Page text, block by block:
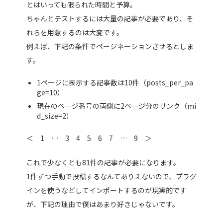
とはいっても限られた時間と予算。
ちゃんとテストするには大量の記事が必要であり、そ
れらを用意するのは大変です。
例えば、下記の条件でページネーションさせるとしま
す。
1ページに表示する記事数は10件（posts_per_pa
ge=10）
現在のページ番号の両側に2ページ分のリンク（mi
d_size=2）
＜ 1 … 3 4 5 6 7 … 9 ＞
これで少なくとも81件の記事が必要になります。
1件ずつ手動で投稿するなんてありえないので、プラグ
インを使うなどしてインポートするのが現実的です
が、下記の理由で僕はあまり好きじゃないです。